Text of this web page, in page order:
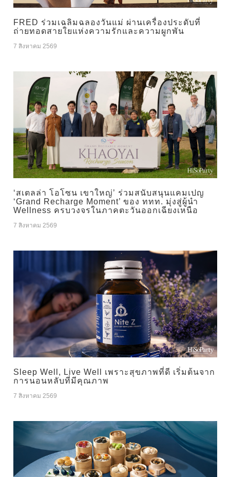
FRED ร่วมเฉลิมฉลองวันแม่ ผ่านเครื่องประดับที่
ถ่ายทอดสายใยแห่งความรักและความผูกพัน
7 สิงหาคม 2569
‘สเตลล่า โอโซน เขาใหญ่’ ร่วมสนับสนุนแคมเปญ
‘Grand Recharge Moment’ ของ ททท. มุ่งสู่ผู้นำ
Wellness ครบวงจรในภาคตะวันออกเฉียงเหนือ
7 สิงหาคม 2569
Sleep Well, Live Well เพราะสุขภาพที่ดี เริ่มต้นจาก
การนอนหลับที่มีคุณภาพ
7 สิงหาคม 2569